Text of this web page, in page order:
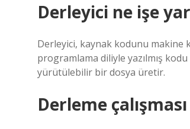
Derleyici ne işe
Derleyici, kaynak kodunu makine
programlama diliyle yazılmış
yürütülebilir bir dosya üretir.
Derleme